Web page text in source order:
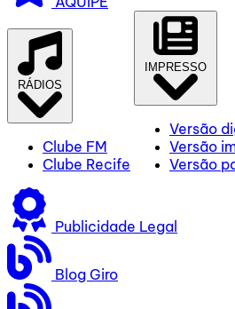
RÁDIOS
Clube FM
Clube Recife
IMPRESSO
Versão
Versão
Versão
Publicidade Legal
Blog Giro